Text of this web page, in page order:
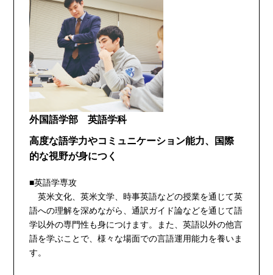
外国語学部 英語学科
高度な語学力やコミュニケーション能力、国際
的な視野が身につく
■英語学専攻
英米文化、英米文学、時事英語などの授業を通じて英
語への理解を深めながら、通訳ガイド論などを通じて語
学以外の専門性も身につけます。また、英語以外の他言
語を学ぶことで、様々な場面での言語運用能力を養いま
す。